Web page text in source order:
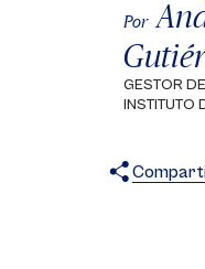
Por
GESTOR
INSTITUTO